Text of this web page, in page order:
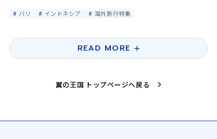
バリ インドネシア 海外旅行特集
READ MORE
翼の王国 トップページへ戻る